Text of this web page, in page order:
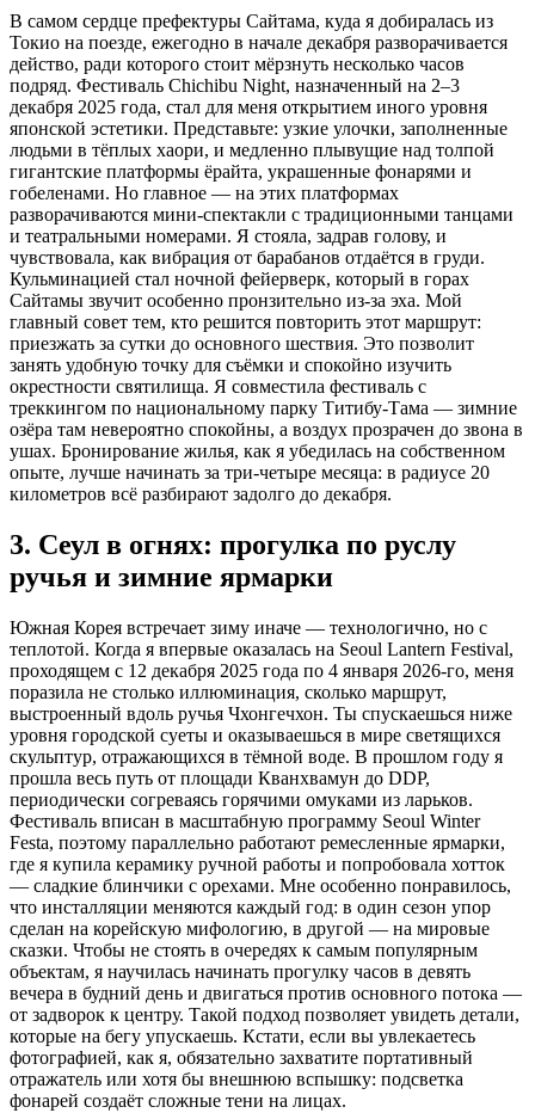
В самом сердце префектуры Сайтама, куда я добиралась из
Токио на поезде, ежегодно в начале декабря разворачивается
действо, ради которого стоит мёрзнуть несколько часов
подряд. Фестиваль Chichibu Night, назначенный на 2–3
декабря 2025 года, стал для меня открытием иного уровня
японской эстетики. Представьте: узкие улочки, заполненные
людьми в тёплых хаори, и медленно плывущие над толпой
гигантские платформы ёрайта, украшенные фонарями и
гобеленами. Но главное — на этих платформах
разворачиваются мини-спектакли с традиционными танцами
и театральными номерами. Я стояла, задрав голову, и
чувствовала, как вибрация от барабанов отдаётся в груди.
Кульминацией стал ночной фейерверк, который в горах
Сайтамы звучит особенно пронзительно из-за эха. Мой
главный совет тем, кто решится повторить этот маршрут:
приезжать за сутки до основного шествия. Это позволит
занять удобную точку для съёмки и спокойно изучить
окрестности святилища. Я совместила фестиваль с
треккингом по национальному парку Титибу-Тама — зимние
озёра там невероятно спокойны, а воздух прозрачен до звона в
ушах. Бронирование жилья, как я убедилась на собственном
опыте, лучше начинать за три-четыре месяца: в радиусе 20
километров всё разбирают задолго до декабря.
3. Сеул в огнях: прогулка по руслу
ручья и зимние ярмарки
Южная Корея встречает зиму иначе — технологично, но с
теплотой. Когда я впервые оказалась на Seoul Lantern Festival,
проходящем с 12 декабря 2025 года по 4 января 2026-го, меня
поразила не столько иллюминация, сколько маршрут,
выстроенный вдоль ручья Чхонгечхон. Ты спускаешься ниже
уровня городской суеты и оказываешься в мире светящихся
скульптур, отражающихся в тёмной воде. В прошлом году я
прошла весь путь от площади Кванхвамун до DDP,
периодически согреваясь горячими омуками из ларьков.
Фестиваль вписан в масштабную программу Seoul Winter
Festa, поэтому параллельно работают ремесленные ярмарки,
где я купила керамику ручной работы и попробовала хотток
— сладкие блинчики с орехами. Мне особенно понравилось,
что инсталляции меняются каждый год: в один сезон упор
сделан на корейскую мифологию, в другой — на мировые
сказки. Чтобы не стоять в очередях к самым популярным
объектам, я научилась начинать прогулку часов в девять
вечера в будний день и двигаться против основного потока —
от задворок к центру. Такой подход позволяет увидеть детали,
которые на бегу упускаешь. Кстати, если вы увлекаетесь
фотографией, как я, обязательно захватите портативный
отражатель или хотя бы внешнюю вспышку: подсветка
фонарей создаёт сложные тени на лицах.